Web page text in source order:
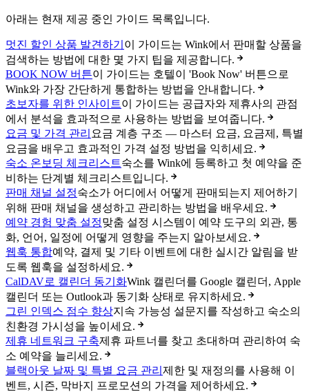
아래는 현재 제공 중인 가이드 목록입니다.
멋진 할인 상품 발견하기 이 가이드는 Wink에서 판매할 상품을
검색하는 방법에 대한 몇 가지 팁을 제공합니다.
BOOK NOW 버튼이 가이드는 호텔이 'Book Now' 버튼으로
Wink와 가장 간단하게 통합하는 방법을 안내합니다.
초보자를 위한 인사이트이 가이드는 공급자와 제휴사의 관점
에서 분석을 효과적으로 사용하는 방법을 보여줍니다.
요금 및 가격 관리 요금 계층 구조 — 마스터 요금, 요금제, 특별
요금을 배우고 효과적인 가격 설정 방법을 익히세요.
숙소 온보딩 체크리스트숙소를 Wink에 등록하고 첫 예약을 준
비하는 단계별 체크리스트입니다.
판매 채널 설정숙소가 어디에서 어떻게 판매되는지 제어하기
위해 판매 채널을 생성하고 관리하는 방법을 배우세요.
예약 경험 맞춤 설정맞춤 설정 시스템이 예약 도구의 외관, 통
화, 언어, 일정에 어떻게 영향을 주는지 알아보세요.
웹훅 통합예약, 결제 및 기타 이벤트에 대한 실시간 알림을 받
도록 웹훅을 설정하세요.
CalDAV로 캘린더 동기화Wink 캘린더를 Google 캘린더, Apple
캘린더 또는 Outlook과 동기화 상태로 유지하세요.
그린 인덱스 점수 향상지속 가능성 설문지를 작성하고 숙소의
친환경 가시성을 높이세요.
제휴 네트워크 구축제휴 파트너를 찾고 초대하며 관리하여 숙
소 예약을 늘리세요.
블랙아웃 날짜 및 특별 요금 관리 제한 및 재정의를 사용해 이
벤트, 시즌, 막바지 프로모션의 가격을 제어하세요.